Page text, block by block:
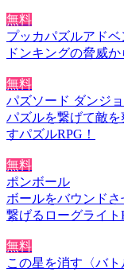
無料
プッカパズルアドベ
ドンキングの脅威
無料
パズソード ダンジ
パズルを繋げて敵
すパズルRPG！
無料
ポンボール
ボールをバウンド
繋げるローグライト
無料
この星を消す〈バト